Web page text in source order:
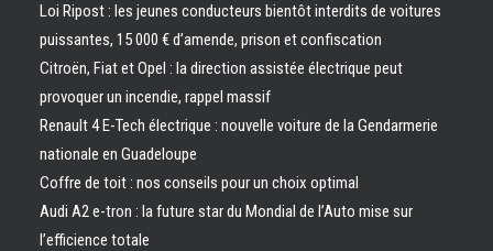
Loi Ripost : les jeunes conducteurs bientôt interdits de voitures
puissantes, 15 000 € d’amende, prison et confiscation
Citroën, Fiat et Opel : la direction assistée électrique peut
provoquer un incendie, rappel massif
Renault 4 E-Tech électrique : nouvelle voiture de la Gendarmerie
nationale en Guadeloupe
Coffre de toit : nos conseils pour un choix optimal
Audi A2 e-tron : la future star du Mondial de l’Auto mise sur
l’efficience totale